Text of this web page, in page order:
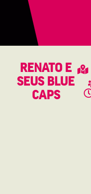
RENATO E
SEUS BLUE
CAPS